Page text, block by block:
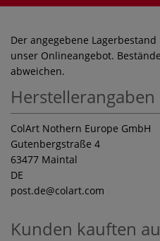
Der angegebene
unser Onlineangebot.
abweichen.
Herstellerangaben
ColArt Nothern Europe GmbH
Gutenbergstraße 4
63477 Maintal
DE
post.de@colart.com
Kunden kauften